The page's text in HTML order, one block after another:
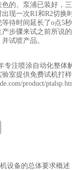
的。泵浦已装好，
现一次R1和R2切换
待时间延长了o点5
产步骤来试之前所说
试喷产品。
专注喷涂自动化整体
室提供免费试机打
product/
设备的总体要求概述